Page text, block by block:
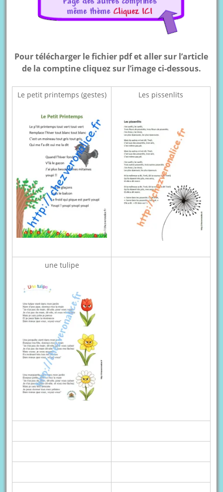
Pour télécharger le fichier pdf et aller sur l’article
de la comptine cliquez sur l’image ci-dessous.
Le petit printemps (gestes) Les pissenlits
une tulipe